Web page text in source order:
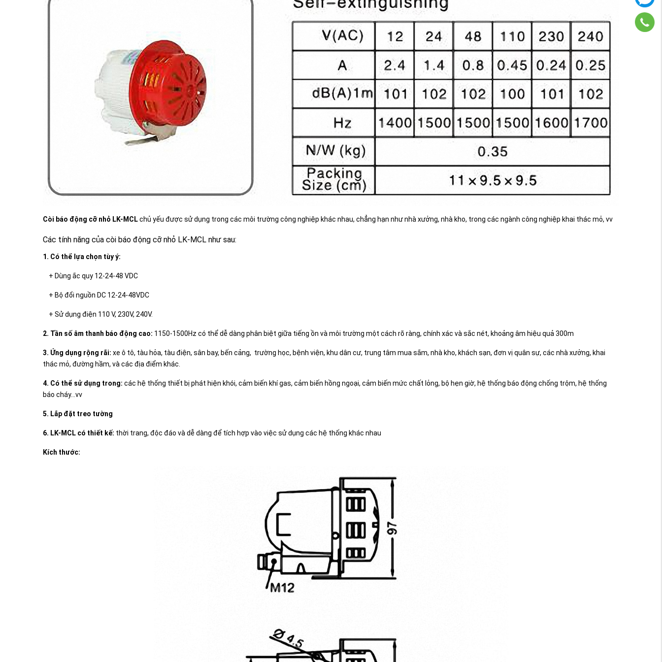
Còi báo động cỡ nhỏ LK-MCLchủ yếu được sử dụng trong các môi trường công nghiệp khác nhau, chẳng hạn như nhà xưởng, nhà kho, trong các ngành công nghiệp khai thác mỏ, vv
Các tính năng của còi báo động cỡ nhỏ LK-MCL như sau:
1. Có thể lựa chọn tùy ý:
+ Dùng ắc quy 12-24-48 VDC
+ Bộ đổi nguồn DC 12-24-48VDC
+ Sử dụng điện 110 V, 230V, 240V.
2. Tần số âm thanh báo động cao: 1150-1500Hz có thể dễ dàng phân biệt giữa tiếng ồn và môi trường một cách rõ ràng, chính xác và sắc nét, khoảng âm hiệu quả 300m
3. Ứng dụng rộng rãi: xe ô tô, tàu hỏa, tàu điện, sân bay, bến cảng, trường học, bệnh viện, khu dân cư, trung tâm mua sắm, nhà kho, khách sạn, đơn vị quân sự, các nhà xưởng, khai
thác mỏ, đường hầm, và các địa điểm khác.
4. Có thể sử dụng trong: các hệ thống thiết bị phát hiện khói, cảm biến khí gas, cảm biến hồng ngoại, cảm biến mức chất lỏng, bộ hẹn giờ, hệ thống báo động chống trộm, hệ thống
báo cháy…vv
5. Lắp đặt treo tường
6. LK-MCL có thiết kế: thời trang, độc đáo và dễ dàng để tích hợp vào việc sử dụng các hệ thống khác nhau
Kích thước: